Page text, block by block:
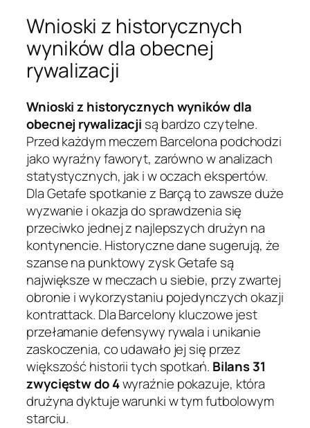
Wnioski z historycznych
wyników dla obecnej
rywalizacji
Wnioski z historycznych wyników dla
obecnej rywalizacji są bardzo czytelne.
Przed każdym meczem Barcelona podchodzi
jako wyraźny faworyt, zarówno w analizach
statystycznych, jak i w oczach ekspertów.
Dla Getafe spotkanie z Barçą to zawsze duże
wyzwanie i okazja do sprawdzenia się
przeciwko jednej z najlepszych drużyn na
kontynencie. Historyczne dane sugerują, że
szanse na punktowy zysk Getafe są
największe w meczach u siebie, przy zwartej
obronie i wykorzystaniu pojedynczych okazji
kontrattack. Dla Barcelony kluczowe jest
przełamanie defensywy rywala i unikanie
zaskoczenia, co udawało jej się przez
większość historii tych spotkań. Bilans 31
zwycięstw do 4wyraźnie pokazuje, która
drużyna dyktuje warunki w tym futbolowym
starciu.